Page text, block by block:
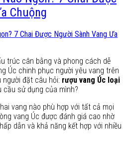
Chuộng
trúc cân bằng và phong cách dễ
Úc chinh phục người yêu vang trên
người đặt câu hỏi: rượu vang Úc loại
cầu sử dụng của mình?
vang nào phù hợp với tất cả mọi
vang Úc được đánh giá cao nhờ
dẫn và khả năng kết hợp với nhiều